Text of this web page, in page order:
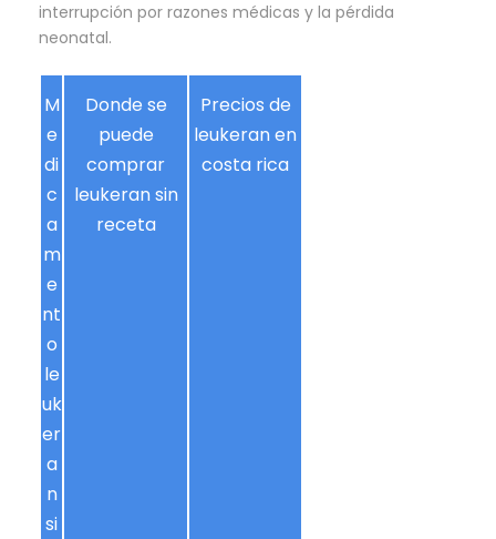
interrupción por razones médicas y la pérdida
neonatal.
M
e
di
c
a
m
e
nt
o
le
uk
er
a
n
si
Donde se
puede
comprar
leukeran sin
receta
Precios de
leukeran en
costa rica